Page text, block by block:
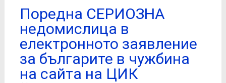
Поредна СЕРИОЗНА
недомислица в
електронното заявление
за българите в чужбина
на сайта на ЦИК